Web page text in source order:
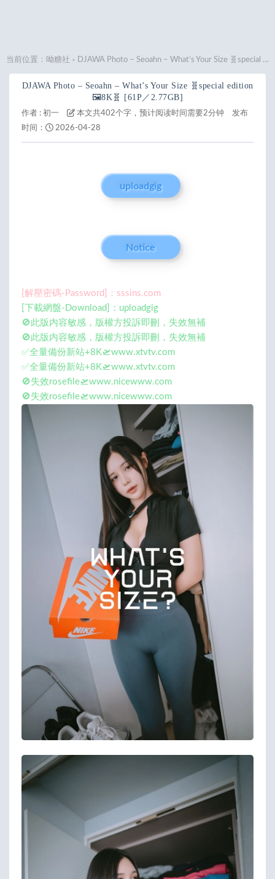
当前位置： 呦糖社 > DJAWA Photo – Seoahn – What’s Your Size 🧬special edition 🖼️8K🧬 [61P／2.77GB]
DJAWA Photo – Seoahn – What’s Your Size 🧬special edition
🖼️8K🧬 [61P／2.77GB]
作者 : 初一 本文共402个字，预计阅读时间需要2分钟
发布
时间：
2026-04-28
uploadgig
Notice
[解壓密碼-Password]：sssins.com
[下載網盤-Download]：uploadgig
🚫此版内容敏感，版權方投訴即刪，失效無補
🚫此版内容敏感，版權方投訴即刪，失效無補
✅全量備份新站+8K🛫www.xtvtv.com
✅全量備份新站+8K🛫www.xtvtv.com
🚫失效rosefile🛫www.nicewww.com
🚫失效rosefile🛫www.nicewww.com